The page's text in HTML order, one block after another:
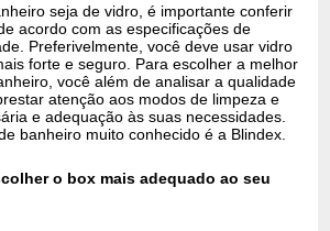
seja de vidro, é importante conferir
acordo com as especificações de
Preferivelmente, você deve usar vidro
forte e seguro. Para escolher a melhor
você além de analisar a qualidade
atenção aos modos de limpeza e
e adequação às suas necessidades.
banheiro muito conhecido é a Blindex.
o box mais adequado ao seu